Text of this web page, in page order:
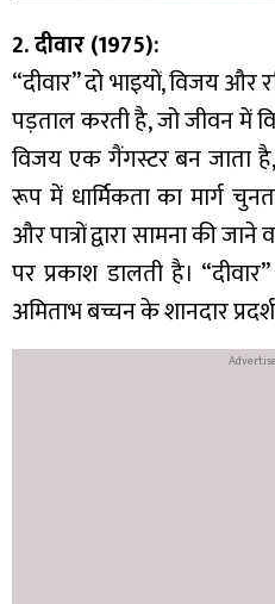
2. दीवार (1975):
“दीवार” दो भाइयों, विजय
पड़ताल करती है, जो जीवन में
विजय एक गैंगस्टर बन जाता
रूप में धार्मिकता का मार्ग
और पात्रों द्वारा सामना की
पर प्रकाश डालती है।
अमिताभ बच्चन के शानदार